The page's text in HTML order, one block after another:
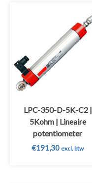
LPC-350-D-5K-C2 |
5Kohm | Lineaire
potentiometer
€191,30 excl. btw